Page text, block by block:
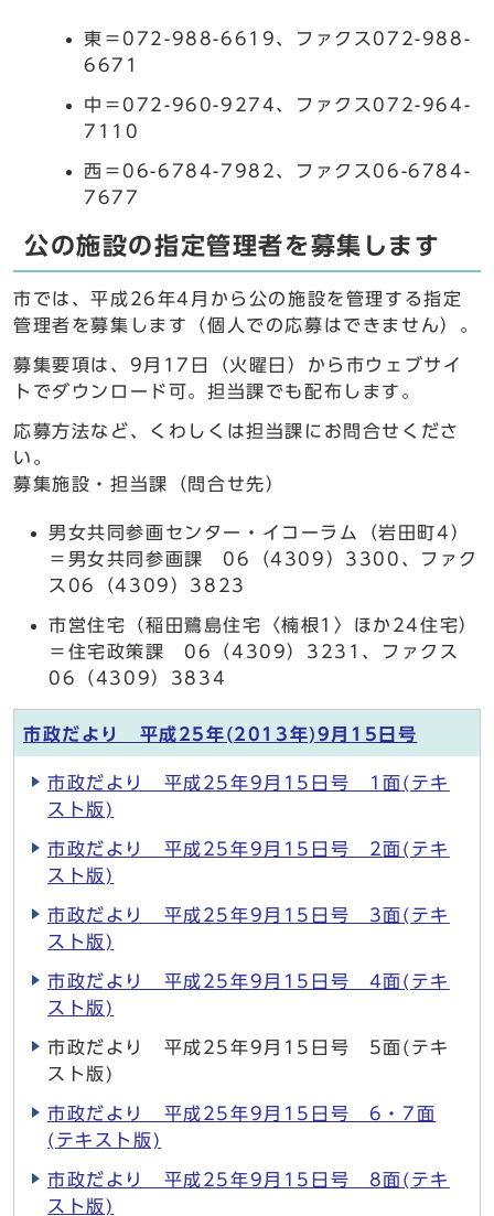
東＝072-988-6619、ファクス072-988-
6671
中＝072-960-9274、ファクス072-964-
7110
西＝06-6784-7982、ファクス06-6784-
7677
公の施設の指定管理者を募集します
市では、平成26年4月から公の施設を管理する指定
管理者を募集します（個人での応募はできません）。
募集要項は、9月17日（火曜日）から市ウェブサイ
トでダウンロード可。担当課でも配布します。
応募方法など、くわしくは担当課にお問合せくださ
い。
募集施設・担当課（問合せ先）
男女共同参画センター・イコーラム（岩田町4）
＝男女共同参画課 06（4309）3300、ファク
ス06（4309）3823
市営住宅（稲田鷺島住宅〈楠根1〉ほか24住宅）
＝住宅政策課 06（4309）3231、ファクス
06（4309）3834
市政だより 平成25年(2013年)9月15日号
市政だより 平成25年9月15日号 1面(テキ
スト版)
市政だより 平成25年9月15日号 2面(テキ
スト版)
市政だより 平成25年9月15日号 3面(テキ
スト版)
市政だより 平成25年9月15日号 4面(テキ
スト版)
市政だより 平成25年9月15日号 5面(テキ
スト版)
市政だより 平成25年9月15日号 6・7面
(テキスト版)
市政だより 平成25年9月15日号 8面(テキ
スト版)